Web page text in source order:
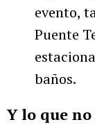
evento,
Puente
baños.
Y lo que no